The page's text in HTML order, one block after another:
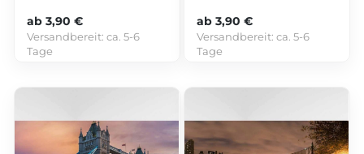
ab 3,90 €
Versandbereit:ca. 5-6
Tage
ab 3,90 €
Versandbereit:ca. 5-6
Tage